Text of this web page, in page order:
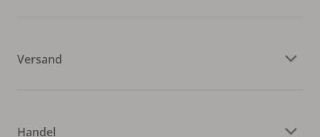
Versand
Handel